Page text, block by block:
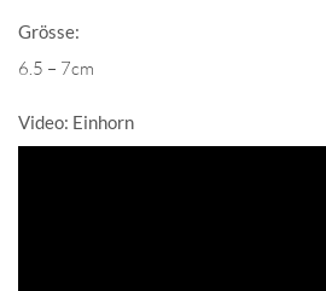
Grösse:
6.5 – 7cm
Video: Einhorn